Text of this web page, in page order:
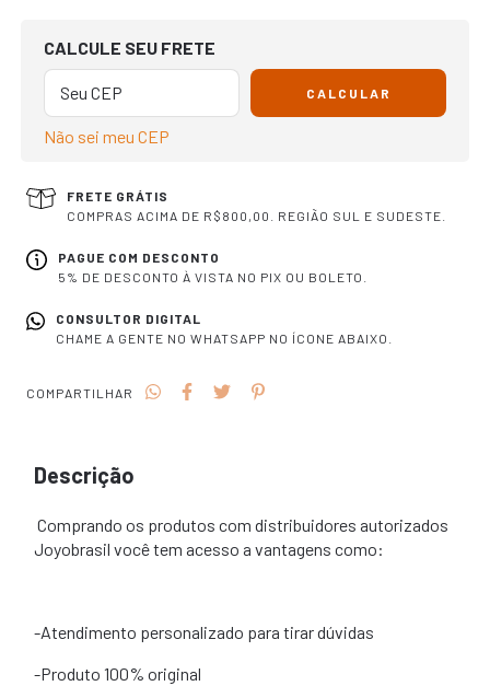
OPÇÕES DE FRETE
CALCULE SEU FRETE
CALCULAR
Não sei meu CEP
FRETE GRÁTIS
COMPRAS ACIMA DE R$800,00. REGIÃO SUL E SUDESTE.
PAGUE COM DESCONTO
5% DE DESCONTO À VISTA NO PIX OU BOLETO.
CONSULTOR DIGITAL
CHAME A GENTE NO WHATSAPP NO ÍCONE ABAIXO.
COMPARTILHAR
Descrição
Comprando os produtos com distribuidores autorizados
Joyobrasil você tem acesso a vantagens como:
-Atendimento personalizado para tirar dúvidas
-Produto 100% original